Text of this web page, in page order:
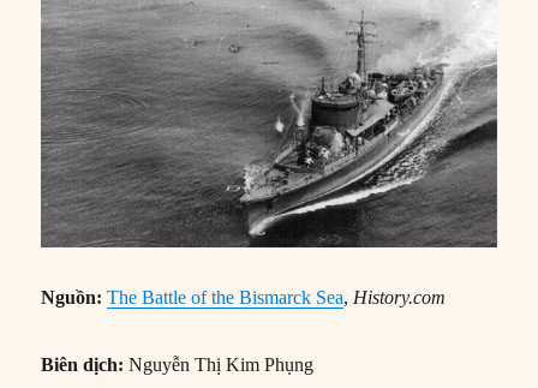
Nguồn:The Battle of the Bismarck Sea, History.com
Biên dịch: Nguyễn Thị Kim Phụng